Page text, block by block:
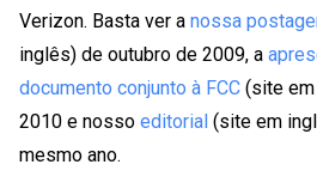
Verizon. Basta ver a nossa
inglês) de outubro de 2009, a
documento conjunto à FCC (site
2010 e nosso editorial (site em
mesmo ano.